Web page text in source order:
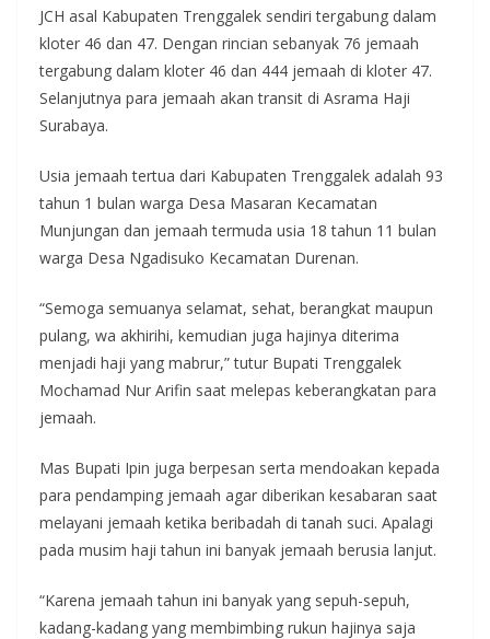
JCH asal Kabupaten Trenggalek sendiri tergabung dalam
kloter 46 dan 47. Dengan rincian sebanyak 76 jemaah
tergabung dalam kloter 46 dan 444 jemaah di kloter 47.
Selanjutnya para jemaah akan transit di Asrama Haji
Surabaya.
Usia jemaah tertua dari Kabupaten Trenggalek adalah 93
tahun 1 bulan warga Desa Masaran Kecamatan
Munjungan dan jemaah termuda usia 18 tahun 11 bulan
warga Desa Ngadisuko Kecamatan Durenan.
“Semoga semuanya selamat, sehat, berangkat maupun
pulang, wa akhirihi, kemudian juga hajinya diterima
menjadi haji yang mabrur,” tutur Bupati Trenggalek
Mochamad Nur Arifin saat melepas keberangkatan para
jemaah.
Mas Bupati Ipin juga berpesan serta mendoakan kepada
para pendamping jemaah agar diberikan kesabaran saat
melayani jemaah ketika beribadah di tanah suci. Apalagi
pada musim haji tahun ini banyak jemaah berusia lanjut.
“Karena jemaah tahun ini banyak yang sepuh-sepuh,
kadang-kadang yang membimbing rukun hajinya saja